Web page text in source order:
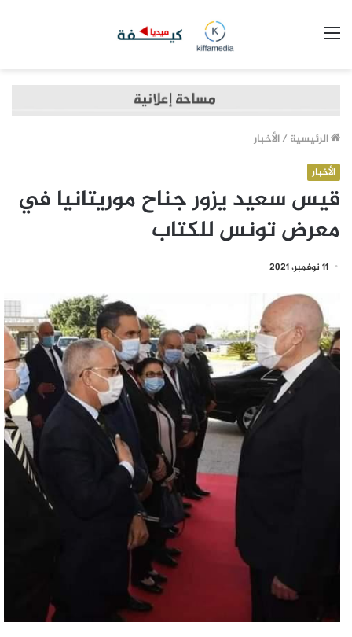
الرئيسية /الأخبار
الأخبار
قيس سعيد يزور جناح موريتانيا في
معرض تونس للكتاب
11 نوفمبر، 2021